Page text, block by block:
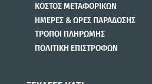
ΚΟΣΤΟΣ ΜΕΤΑΦΟΡΙΚΩΝ
ΗΜΕΡΕΣ & ΩΡΕΣ ΠΑΡΑΔΟΣΗΣ
ΤΡΟΠΟΙ ΠΛΗΡΩΜΗΣ
ΠΟΛΙΤΙΚΗ ΕΠΙΣΤΡΟΦΩΝ